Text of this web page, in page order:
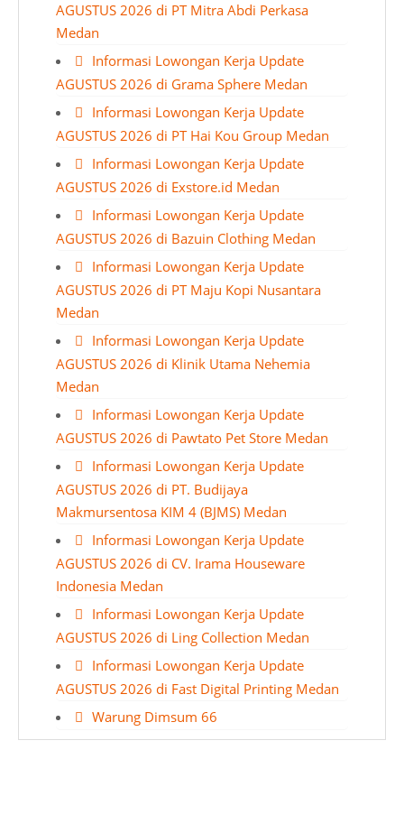
AGUSTUS 2026 di PT Mitra Abdi Perkasa
Medan
Informasi Lowongan Kerja Update
AGUSTUS 2026 di Grama Sphere Medan
Informasi Lowongan Kerja Update
AGUSTUS 2026 di PT Hai Kou Group Medan
Informasi Lowongan Kerja Update
AGUSTUS 2026 di Exstore.id Medan
Informasi Lowongan Kerja Update
AGUSTUS 2026 di Bazuin Clothing Medan
Informasi Lowongan Kerja Update
AGUSTUS 2026 di PT Maju Kopi Nusantara
Medan
Informasi Lowongan Kerja Update
AGUSTUS 2026 di Klinik Utama Nehemia
Medan
Informasi Lowongan Kerja Update
AGUSTUS 2026 di Pawtato Pet Store Medan
Informasi Lowongan Kerja Update
AGUSTUS 2026 di PT. Budijaya
Makmursentosa KIM 4 (BJMS) Medan
Informasi Lowongan Kerja Update
AGUSTUS 2026 di CV. Irama Houseware
Indonesia Medan
Informasi Lowongan Kerja Update
AGUSTUS 2026 di Ling Collection Medan
Informasi Lowongan Kerja Update
AGUSTUS 2026 di Fast Digital Printing Medan
Warung Dimsum 66